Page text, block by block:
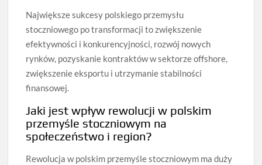
Największe sukcesy polskiego przemysłu
stoczniowego po transformacji to zwiększenie
efektywności i konkurencyjności, rozwój nowych
rynków, pozyskanie kontraktów w sektorze offshore,
zwiększenie eksportu i utrzymanie stabilności
finansowej.
Jaki jest wpływ rewolucji w polskim
przemyśle stoczniowym na
społeczeństwo i region?
Rewolucja w polskim przemyśle stoczniowym ma duży